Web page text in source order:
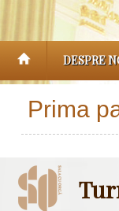
DESPRE
Prima